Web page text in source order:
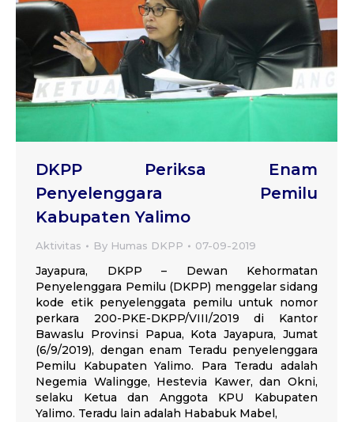
DKPP Periksa Enam
Penyelenggara Pemilu
Kabupaten Yalimo
Aktivitas By Humas DKPP 07-09-2019
Jayapura, DKPP – Dewan Kehormatan
Penyelenggara Pemilu (DKPP) menggelar sidang
kode etik penyelenggata pemilu untuk nomor
perkara 200-PKE-DKPP/VIII/2019 di Kantor
Bawaslu Provinsi Papua, Kota Jayapura, Jumat
(6/9/2019), dengan enam Teradu penyelenggara
Pemilu Kabupaten Yalimo. Para Teradu adalah
Negemia Walingge, Hestevia Kawer, dan Okni,
selaku Ketua dan Anggota KPU Kabupaten
Yalimo. Teradu lain adalah Hababuk Mabel,